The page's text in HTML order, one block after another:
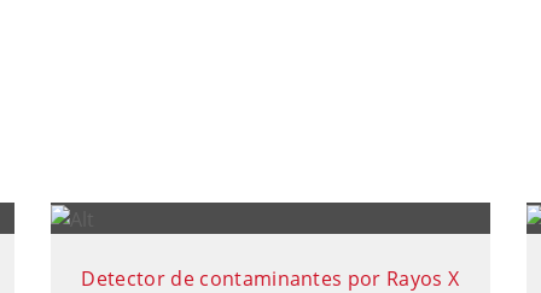
Detector de contaminantes por Rayos X